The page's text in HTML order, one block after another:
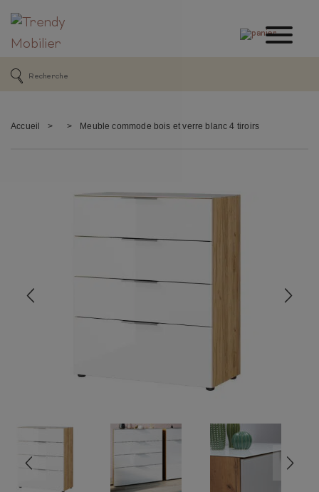
Accueil > > Meuble commode bois et verre blanc 4 tiroirs